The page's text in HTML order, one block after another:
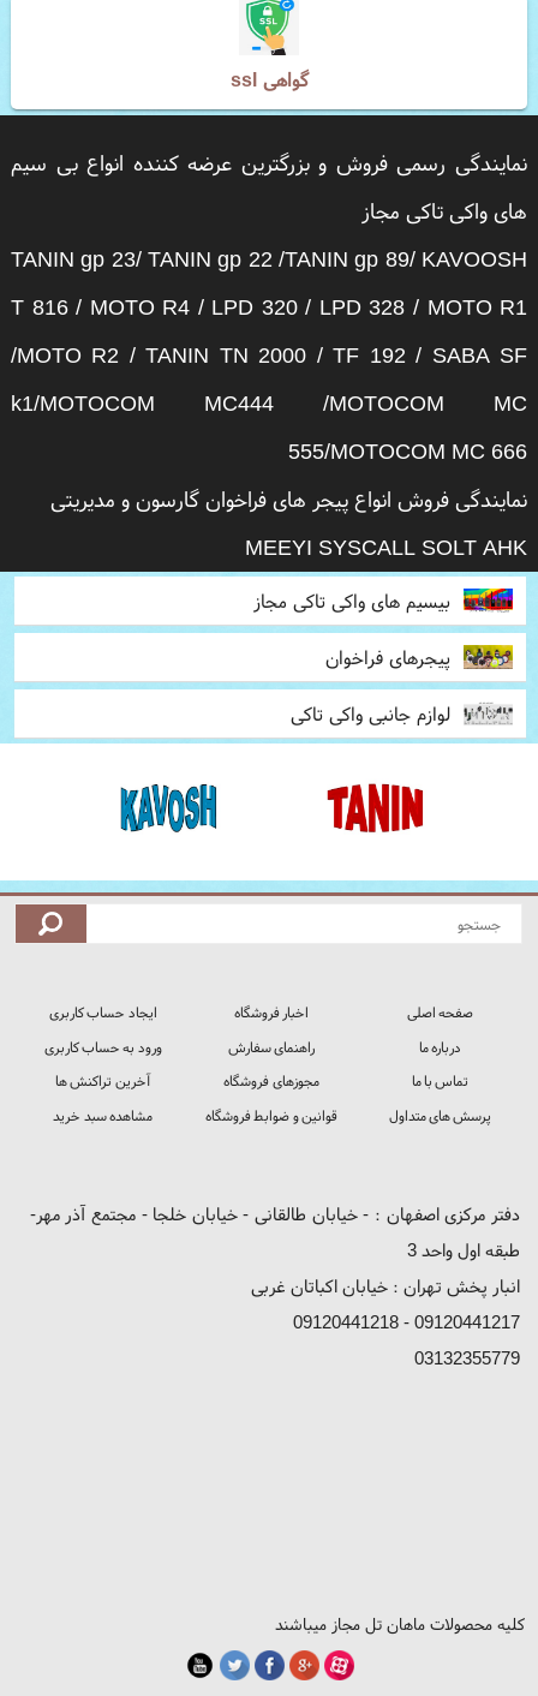
گواهی ssl
نمایندگی رسمی فروش و بزرگترین عرضه کننده انواع بی سیم
های واکی تاکی مجاز
TANIN gp 23/ TANIN gp 22 /TANIN gp 89/ KAVOOSH
T 816 / MOTO R4 / LPD 320 / LPD 328 / MOTO R1
/MOTO R2 / TANIN TN 2000 / TF 192 / SABA SF
k1/MOTOCOM MC444 /MOTOCOM MC
555/MOTOCOM MC 666
نمایندگی فروش انواع پیجر های فراخوان گارسون و مدیریتی
MEEYI SYSCALL SOLT AHK
بیسیم های واکی تاکی مجاز
پیجرهای فراخوان
لوازم جانبی واکی تاکی
دفتر مرکزی اصفهان : - خیابان طالقانی - خیابان خلجا - مجتمع آذر مهر-
طبقه اول واحد 3
انبار پخش تهران : خیابان اکباتان غربی
09120441217 - 09120441218
03132355779
کلیه محصولات ماهان تل مجاز میباشند